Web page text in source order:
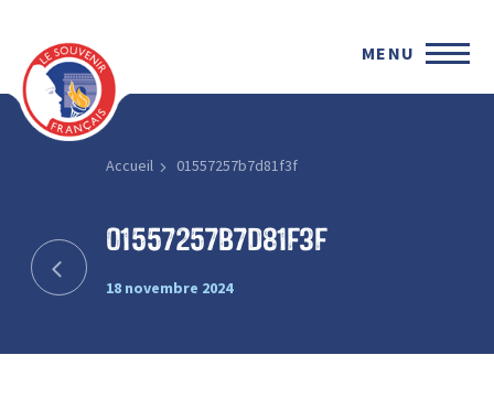
MENU
Accueil 01557257b7d81f3f
01557257b7d81f3f
18 novembre 2024